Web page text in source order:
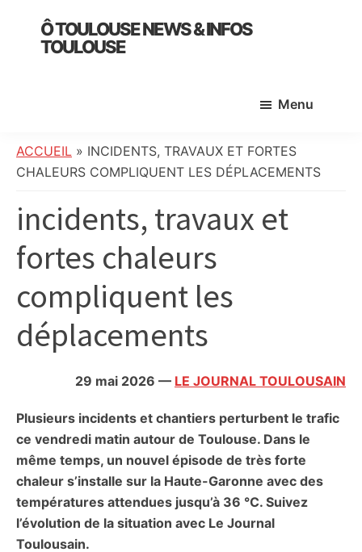
primary
Ô TOULOUSE NEWS & INFOS
TOULOUSE
:
info
société,
culture,
politique,
faits
divers
et
citoyennes
Menu
ACCUEIL » INCIDENTS, TRAVAUX ET FORTES
CHALEURS COMPLIQUENT LES DÉPLACEMENTS
incidents, travaux et
fortes chaleurs
compliquent les
déplacements
29 mai 2026 — LE JOURNAL TOULOUSAIN
Plusieurs incidents et chantiers perturbent le trafic
ce vendredi matin autour de Toulouse. Dans le
même temps, un nouvel épisode de très forte
chaleur s’installe sur la Haute-Garonne avec des
températures attendues jusqu’à 36 °C. Suivez
l’évolution de la situation avec Le Journal
Toulousain.